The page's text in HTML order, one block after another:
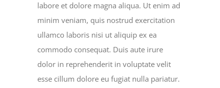
labore et dolore magna aliqua. Ut enim ad
minim veniam, quis nostrud exercitation
ullamco laboris nisi ut aliquip ex ea
commodo consequat. Duis aute irure
dolor in reprehenderit in voluptate velit
esse cillum dolore eu fugiat nulla pariatur.